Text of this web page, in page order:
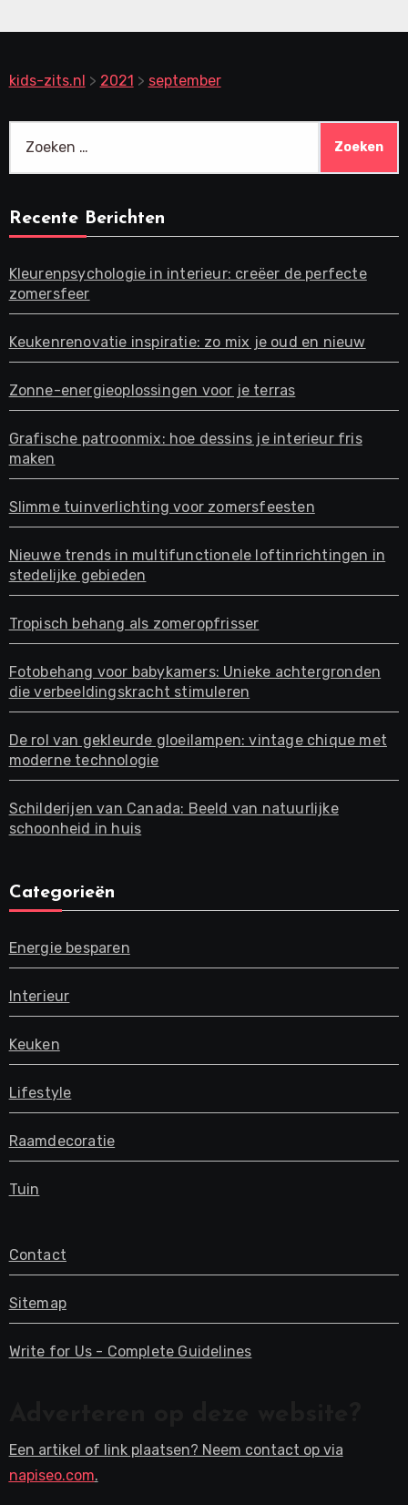
kids-zits.nl > 2021 > september
Recente Berichten
Kleurenpsychologie in interieur: creëer de perfecte
zomersfeer
Keukenrenovatie inspiratie: zo mix je oud en nieuw
Zonne-energieoplossingen voor je terras
Grafische patroonmix: hoe dessins je interieur fris
maken
Slimme tuinverlichting voor zomersfeesten
Nieuwe trends in multifunctionele loftinrichtingen in
stedelijke gebieden
Tropisch behang als zomeropfrisser
Fotobehang voor babykamers: Unieke achtergronden
die verbeeldingskracht stimuleren
De rol van gekleurde gloeilampen: vintage chique met
moderne technologie
Schilderijen van Canada: Beeld van natuurlijke
schoonheid in huis
Categorieën
Energie besparen
Interieur
Keuken
Lifestyle
Raamdecoratie
Tuin
Contact
Sitemap
Write for Us - Complete Guidelines
Een artikel of link plaatsen? Neem contact op via
napiseo.com.